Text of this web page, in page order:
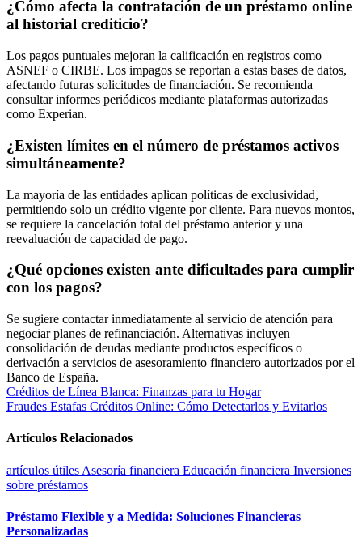
¿Cómo afecta la contratación de un préstamo online
al historial crediticio?
Los pagos puntuales mejoran la calificación en registros como
ASNEF o CIRBE. Los impagos se reportan a estas bases de datos,
afectando futuras solicitudes de financiación. Se recomienda
consultar informes periódicos mediante plataformas autorizadas
como Experian.
¿Existen límites en el número de préstamos activos
simultáneamente?
La mayoría de las entidades aplican políticas de exclusividad,
permitiendo solo un crédito vigente por cliente. Para nuevos montos,
se requiere la cancelación total del préstamo anterior y una
reevaluación de capacidad de pago.
¿Qué opciones existen ante dificultades para cumplir
con los pagos?
Se sugiere contactar inmediatamente al servicio de atención para
negociar planes de refinanciación. Alternativas incluyen
consolidación de deudas mediante productos específicos o
derivación a servicios de asesoramiento financiero autorizados por el
Banco de España.
Navegación
de
entradas
Créditos de Línea Blanca: Finanzas para tu Hogar
Fraudes Estafas Créditos Online: Cómo Detectarlos y Evitarlos
Artículos Relacionados
artículos útiles Asesoría financiera Educación financiera Inversiones
sobre préstamos
Préstamo Flexible y a Medida: Soluciones Financieras
Personalizadas